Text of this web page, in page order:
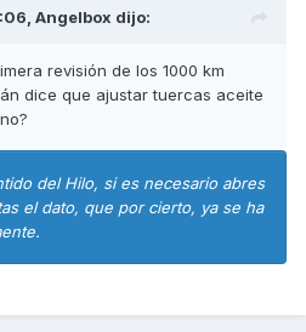
Angelbox dijo:
revisión de los 1000 km
dice que ajustar tuercas aceite
del Hilo, si es necesario abres
el dato, que por cierto, ya se ha